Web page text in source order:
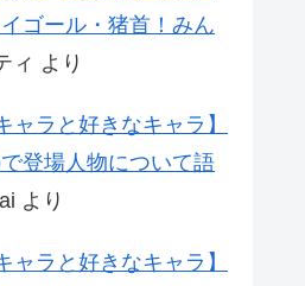
ゴール・猪首！みん
ィ より
ャラと好きなキャラ】
登場人物について語
より
ャラと好きなキャラ】